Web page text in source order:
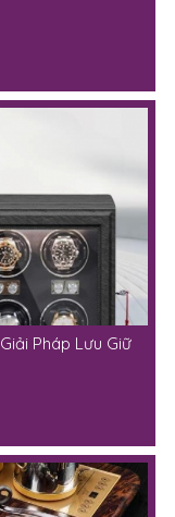
Pháp Lưu Giữ